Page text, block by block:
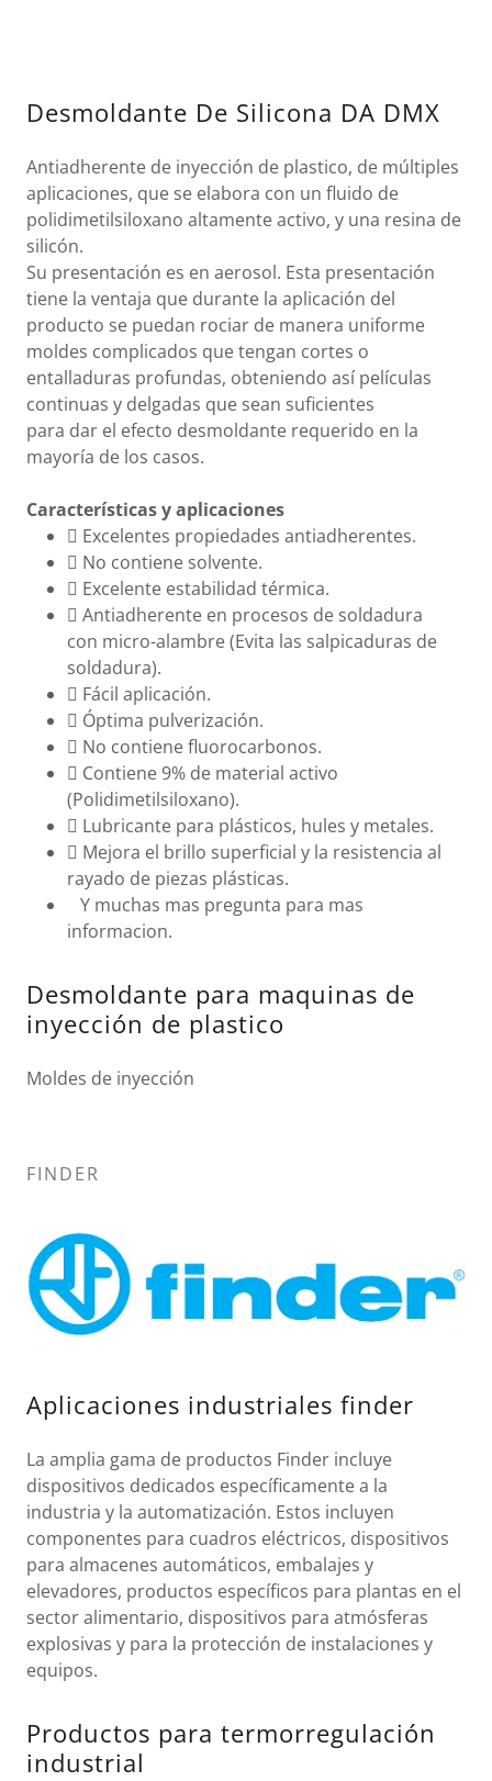
Desmoldante De Silicona DA DMX
Antiadherente de inyección de plastico, de múltiples
aplicaciones, que se elabora con un fluido de
polidimetilsiloxano altamente activo, y una resina de
silicón.
Su presentación es en aerosol. Esta presentación
tiene la ventaja que durante la aplicación del
producto se puedan rociar de manera uniforme
moldes complicados que tengan cortes o
entalladuras profundas, obteniendo así películas
continuas y delgadas que sean suficientes
para dar el efecto desmoldante requerido en la
mayoría de los casos.
Características y aplicaciones
 Excelentes propiedades antiadherentes.
 No contiene solvente.
 Excelente estabilidad térmica.
 Antiadherente en procesos de soldadura
con micro-alambre (Evita las salpicaduras de
soldadura).
 Fácil aplicación.
 Óptima pulverización.
 No contiene fluorocarbonos.
 Contiene 9% de material activo
(Polidimetilsiloxano).
 Lubricante para plásticos, hules y metales.
 Mejora el brillo superficial y la resistencia al
rayado de piezas plásticas.
Y muchas mas pregunta para mas
informacion.
Desmoldante para maquinas de
inyección de plastico
Moldes de inyección
FINDER
Aplicaciones industriales finder
La amplia gama de productos Finder incluye
dispositivos dedicados específicamente a la
industria y la automatización. Estos incluyen
componentes para cuadros eléctricos, dispositivos
para almacenes automáticos, embalajes y
elevadores, productos específicos para plantas en el
sector alimentario, dispositivos para atmósferas
explosivas y para la protección de instalaciones y
equipos.
Productos para termorregulación
industrial